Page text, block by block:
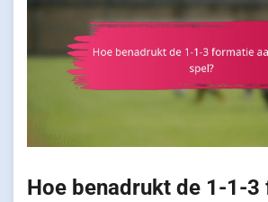
Hoe benadrukt de 1-1-